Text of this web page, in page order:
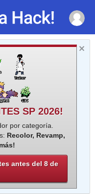
SP 2026!
por categoría.
Recolor, Revamp,
antes del 8 de